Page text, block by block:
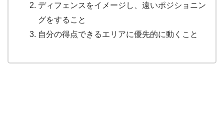
ディフェンスをイメージし、遠いポジショニン
グをすること
自分の得点できるエリアに優先的に動くこと